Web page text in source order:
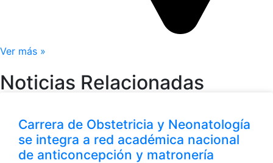
Ver más »
Noticias Relacionadas
Carrera de Obstetricia y Neonatología
se integra a red académica nacional
de anticoncepción y matronería